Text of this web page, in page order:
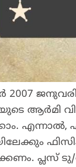
ജനുവരി
ആർമി